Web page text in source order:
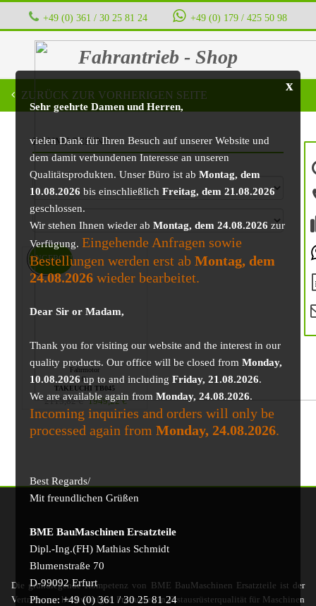
+49 (0) 361 / 30 25 81 24 ‭ ‭ ‭ ‭ +49 (0) 179 / 425 50 98
Fahrantrieb - Shop
x
Sehr geehrte Damen und Herren,
vielen Dank für Ihren Besuch auf unserer Website und
dem damit verbundenen Interesse an unseren
Qualitätsprodukten. Unser Büro ist abMontag, dem
10.08.2026 bis einschließlichFreitag, dem 21.08.2026
geschlossen.
Wir stehen Ihnen wieder abMontag, dem 24.08.2026 zur
Verfügung. Eingehende Anfragen sowie
Bestellungen werden erst abMontag, dem
24.08.2026 wieder bearbeitet.
Dear Sir or Madam,
Thank you for visiting our website and the interest in our
quality products. Our office will be closed fromMonday,
10.08.2026up to and includingFriday, 21.08.2026.
We are available again fromMonday, 24.08.2026.
Incoming inquiries and orders will only be
processed again fromMonday, 24.08.2026.
Best Regards/
Mit freundlichen Grüßen
BME BauMaschinen Ersatzteile
Dipl.-Ing.(FH) Mathias Schmidt
Blumenstraße 70
D-99092 Erfurt
Phone: +49 (0) 361 / 30 25 81 24
ZURÜCK ZUR VORHERIGEN SEITE
BAUMASCHINE
Fahrmotor
für
TAKEUCHI TB045
2115,82€ 1949,22€
ANGEBOT!
Die grundlegende Kompetenz von BME BauMaschinen Ersatzteile ist der
Vertrieb von hochwertigen Produkten in Erstausrüsterqualität für Maschinen